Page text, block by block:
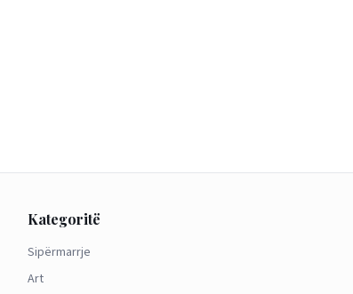
Kategoritë
Sipërmarrje
Art